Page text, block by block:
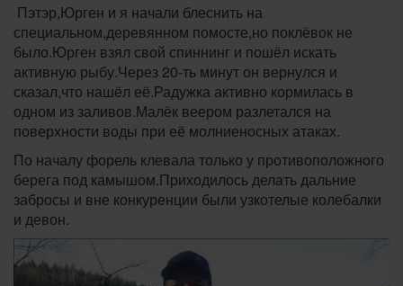
Пэтэр,Юрген и я начали блеснить на
специальном,деревянном помосте,но поклёвок не
было.Юрген взял свой спиннинг и пошёл искать
активную рыбу.Через 20-ть минут он вернулся и
сказал,что нашёл её.Радужка активно кормилась в
одном из заливов.Малёк веером разлетался на
поверхности воды при её молниеносных атаках.
По началу форель клевала только у противоположного
берега под камышом.Приходилось делать дальние
забросы и вне конкуренции были узкотелые колебалки
и девон.